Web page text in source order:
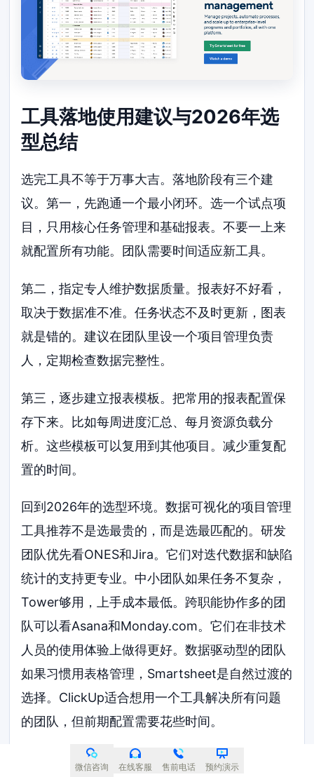
工具落地使用建议与2026年选
型总结
选完工具不等于万事大吉。落地阶段有三个建
议。第一，先跑通一个最小闭环。选一个试点项
目，只用核心任务管理和基础报表。不要一上来
就配置所有功能。团队需要时间适应新工具。
第二，指定专人维护数据质量。报表好不好看，
取决于数据准不准。任务状态不及时更新，图表
就是错的。建议在团队里设一个项目管理负责
人，定期检查数据完整性。
第三，逐步建立报表模板。把常用的报表配置保
存下来。比如每周进度汇总、每月资源负载分
析。这些模板可以复用到其他项目。减少重复配
置的时间。
回到2026年的选型环境。数据可视化的项目管理
工具推荐不是选最贵的，而是选最匹配的。研发
团队优先看ONES和Jira。它们对迭代数据和缺陷
统计的支持更专业。中小团队如果任务不复杂，
Tower够用，上手成本最低。跨职能协作多的团
队可以看Asana和Monday.com。它们在非技术
人员的使用体验上做得更好。数据驱动型的团队
如果习惯用表格管理，Smartsheet是自然过渡的
选择。ClickUp适合想用一个工具解决所有问题
的团队，但前期配置需要花些时间。
最后提醒一点。工具只是手段。如果团队的项目
微信咨询 在线客服 售前电话 预约演示